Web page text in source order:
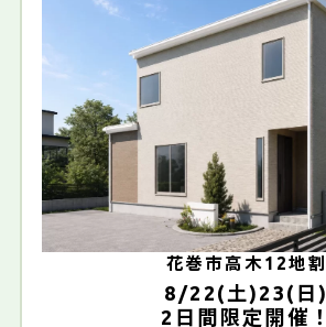
花巻市高木12地割
8/22(土)23(日)
2日間限定開催！